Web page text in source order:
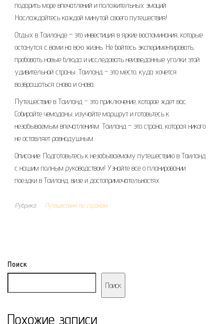
подарить море впечатлений и положительных эмоций.
Наслаждайтесь каждой минутой своего путешествия!
Отдых в Таиланде – это инвестиция в яркие воспоминания‚ которые
останутся с вами на всю жизнь. Не бойтесь экспериментировать‚
пробовать новые блюда и исследовать неизведанные уголки этой
удивительной страны. Таиланд – это место‚ куда хочется
возвращаться снова и снова.
Путешествие в Таиланд – это приключение‚ которое ждет вас.
Собирайте чемоданы‚ изучайте маршрут и готовьтесь к
незабываемым впечатлениям. Таиланд – это страна‚ которая никого
не оставляет равнодушным.
Описание: Подготовьтесь к незабываемому путешествию в Таиланд
с нашим полным руководством! Узнайте все о планировании
поездки в Таиланд‚ визе и достопримечательностях.
Рубрика Путешествия по странам
Поиск
Поиск
Похожие записи